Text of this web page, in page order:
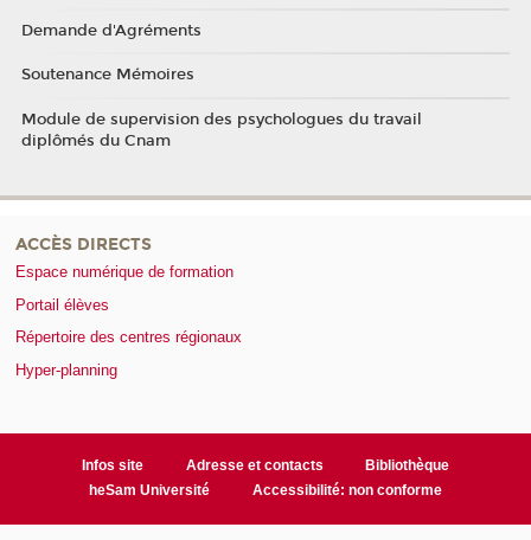
Demande d'Agréments
Soutenance Mémoires
Module de supervision des psychologues du travail
diplômés du Cnam
ACCÈS DIRECTS
Espace numérique de formation
Portail élèves
Répertoire des centres régionaux
Hyper-planning
Infos site Adresse et contacts
Bibliothèque
heSam Université
Accessibilité: non conforme